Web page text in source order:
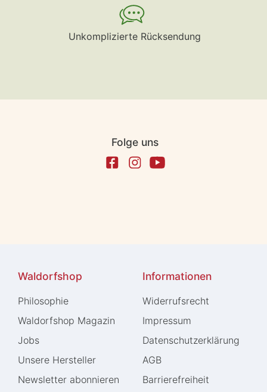
Unkomplizierte Rücksendung
Folge uns
Waldorfshop
Philosophie
Waldorfshop Magazin
Jobs
Unsere Hersteller
Newsletter abonnieren
Informationen
Widerrufs­recht
Impressum
Daten­schutz­erklärung
AGB
Barrierefreiheit